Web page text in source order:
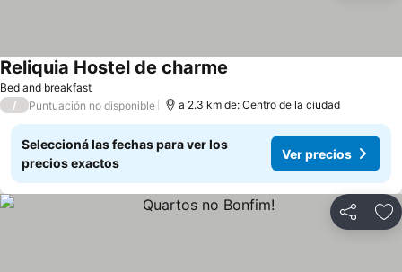
Bed and breakfast
Reliquia Hostel de charme
/ Puntuación no disponible a 2.3 km de: Centro de la ciudad
Seleccioná las fechas para ver los
precios exactos
Ver precios
Compartir